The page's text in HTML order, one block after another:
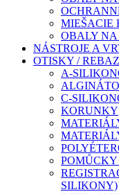
MIEŠACIE
OBALY
NÁSTROJE A
OTISKY /
A-
C-
KORUNKY
SILIKONY)